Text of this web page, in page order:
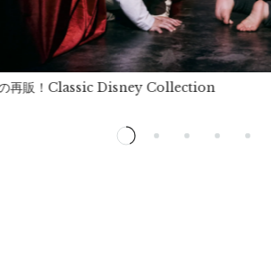
再販！Classic Disney Collection